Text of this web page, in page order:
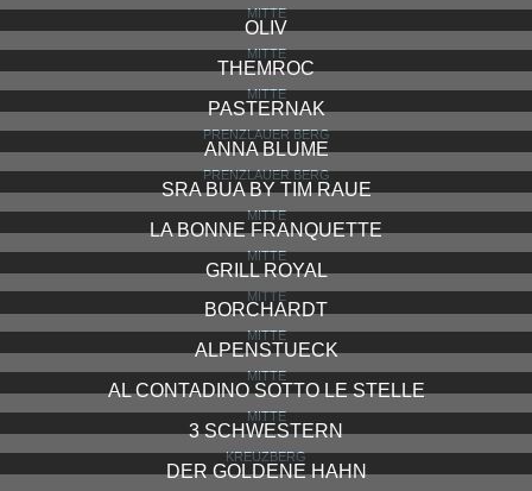
MITTE
OLIV
MITTE
THEMROC
MITTE
PASTERNAK
PRENZLAUER BERG
ANNA BLUME
PRENZLAUER BERG
SRA BUA BY TIM RAUE
MITTE
LA BONNE FRANQUETTE
MITTE
GRILL ROYAL
MITTE
BORCHARDT
MITTE
ALPENSTUECK
MITTE
AL CONTADINO SOTTO LE STELLE
MITTE
3 SCHWESTERN
KREUZBERG
DER GOLDENE HAHN